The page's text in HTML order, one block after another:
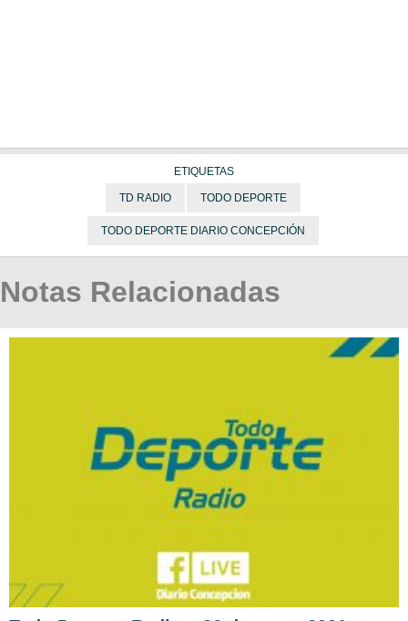
ETIQUETAS
TD RADIO TODO DEPORTE
TODO DEPORTE DIARIO CONCEPCIÓN
Notas Relacionadas